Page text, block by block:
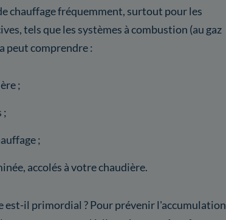
chauffage fréquemment, surtout pour les
tels que les systèmes à combustion (au gaz
peut comprendre :
;
;
;
accolés à votre chaudière.
il primordial ? Pour prévenir l'accumulation